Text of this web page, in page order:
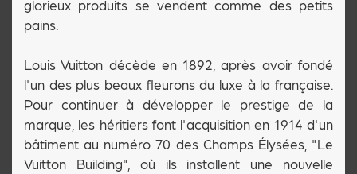
glorieux produits se vendent comme des petits
pains.
Louis Vuitton décède en 1892, après avoir fondé
l'un des plus beaux fleurons du luxe à la française.
Pour continuer à développer le prestige de la
marque, les héritiers font l'acquisition en 1914 d'un
bâtiment au numéro 70 des Champs Élysées, "Le
Vuitton Building", où ils installent une nouvelle